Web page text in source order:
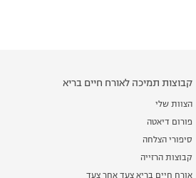
קבוצות תמיכה לאורח חיים בריא
הצוות שלי
פורום דיאטה
סיפורי הצלחה
קבוצות הרזייה